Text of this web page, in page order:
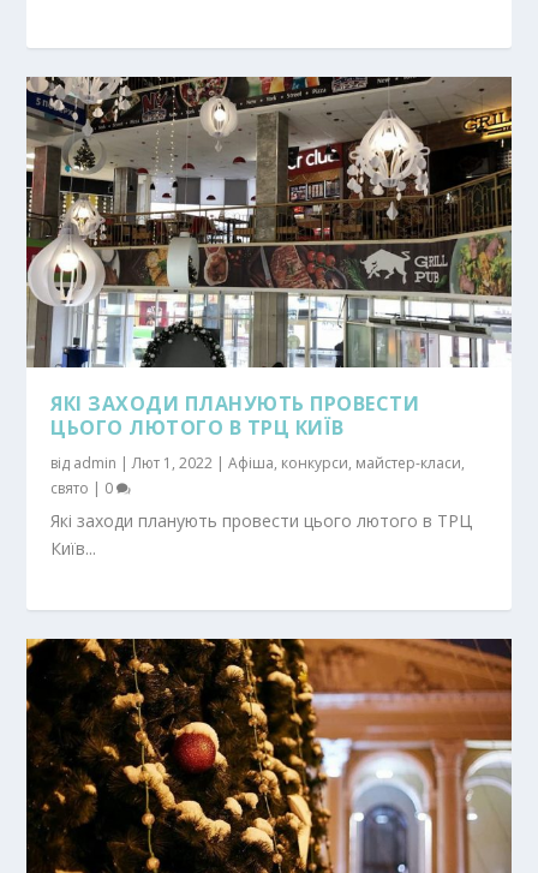
ЯКІ ЗАХОДИ ПЛАНУЮТЬ ПРОВЕСТИ
ЦЬОГО ЛЮТОГО В ТРЦ КИЇВ
від admin |Лют 1, 2022 |Афіша, конкурси, майстер-класи,
свято | 0
Які заходи планують провести цього лютого в ТРЦ
Київ...